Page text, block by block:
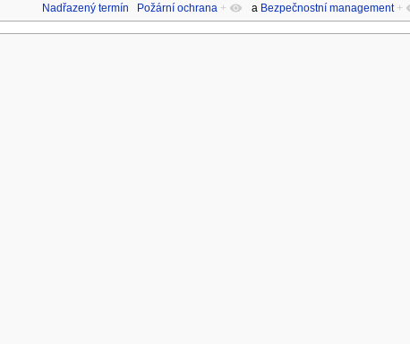
Nadřazený termín Požární ochrana + a Bezpečnostní management +